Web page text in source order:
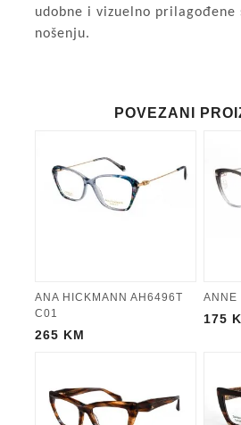
udobne i vizuelno prilagođene
nošenju.
POVEZANI
ANA HICKMANN AH6496T
C01
265 KM
ANNE
175